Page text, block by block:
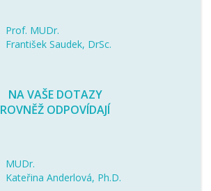
Prof. MUDr.
František Saudek, DrSc.
NA VAŠE DOTAZY
ROVNĚŽ ODPOVÍDAJÍ
MUDr.
Kateřina Anderlová, Ph.D.